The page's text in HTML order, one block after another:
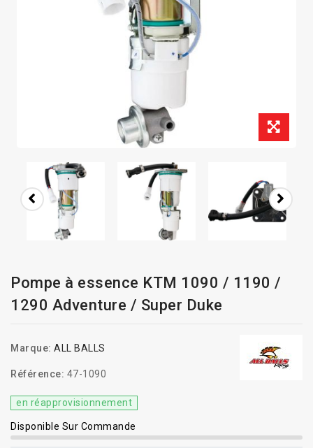
Pompe à essence KTM 1090 / 1190 /
1290 Adventure / Super Duke
Marque: ALL BALLS
Référence: 47-1090
en réapprovisionnement
Disponible Sur Commande